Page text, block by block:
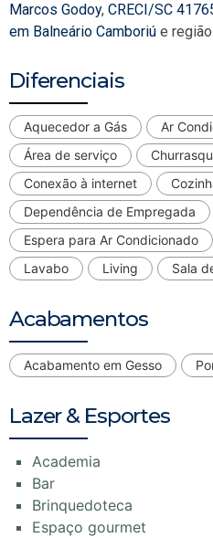
Marcos Godoy, CRECI/SC
em Balneário Camboriú e
Diferenciais
Aquecedor a Gás
Ar
Área de serviço
Conexão à internet
Dependência de Empregada
Espera para Ar Condicionado
Lavabo
Living Sala
Acabamentos
Acabamento em Gesso
Lazer & Esportes
Academia
Bar
Brinquedoteca
Espaço gourmet